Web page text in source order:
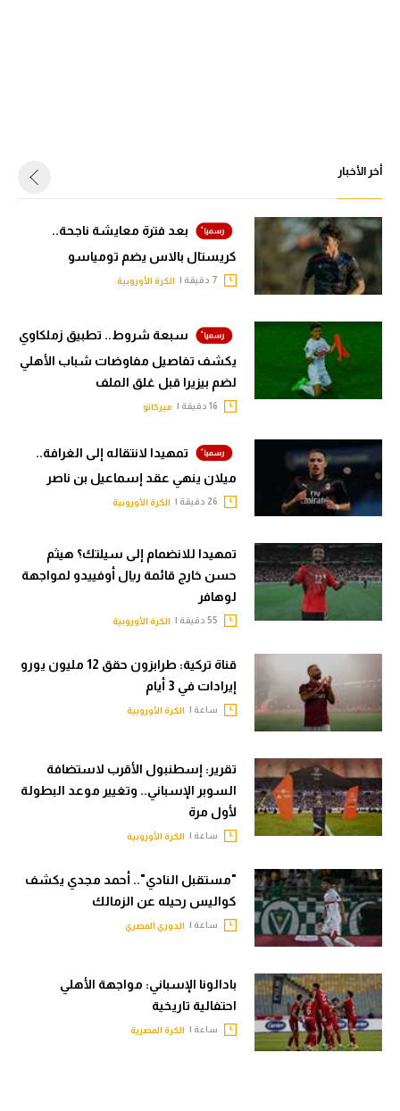
أخر الأخبار
بعد فترة معايشة ناجحة..
كريستال بالاس يضم تومياسو
الكرة الأوروبية
سبعة شروط.. تطبيق زملكاوي
يكشف تفاصيل مفاوضات شباب الأهلي
لضم بيزيرا قبل غلق الملف
ميركاتو
تمهيدا لانتقاله إلى الغرافة..
ميلان ينهي عقد إسماعيل بن ناصر
الكرة الأوروبية
تمهيدا للانضمام إلى سيلتك؟ هيثم
حسن خارج قائمة ريال أوفييدو لمواجهة
لوهافر
الكرة الأوروبية
قناة تركية: طرابزون حقق 12 مليون يورو
إيرادات في 3 أيام
ساعة | الكرة الأوروبية
تقرير: إسطنبول الأقرب لاستضافة
السوبر الإسباني.. وتغيير موعد البطولة
لأول مرة
ساعة | الكرة الأوروبية
"مستقبل النادي".. أحمد مجدي يكشف
كواليس رحيله عن الزمالك
ساعة | الدوري المصري
بادالونا الإسباني: مواجهة الأهلي
احتفالية تاريخية
ساعة | الكرة المصرية